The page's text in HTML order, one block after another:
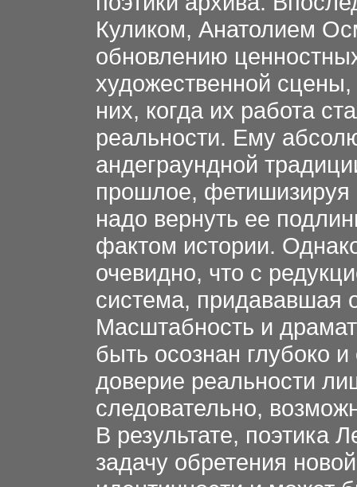
Куликом, Анатолием
обновлению
художественной
них, когда их работа
реальности. Ему
андеграундной
прошлое, фетишизируя
надо вернуть ее
фактом истории.
очевидно, что с
система, придававшая
Масштабность и
быть осознан глубоко
доверие реальности
следовательно,
В результате, поэтика
задачу обретения